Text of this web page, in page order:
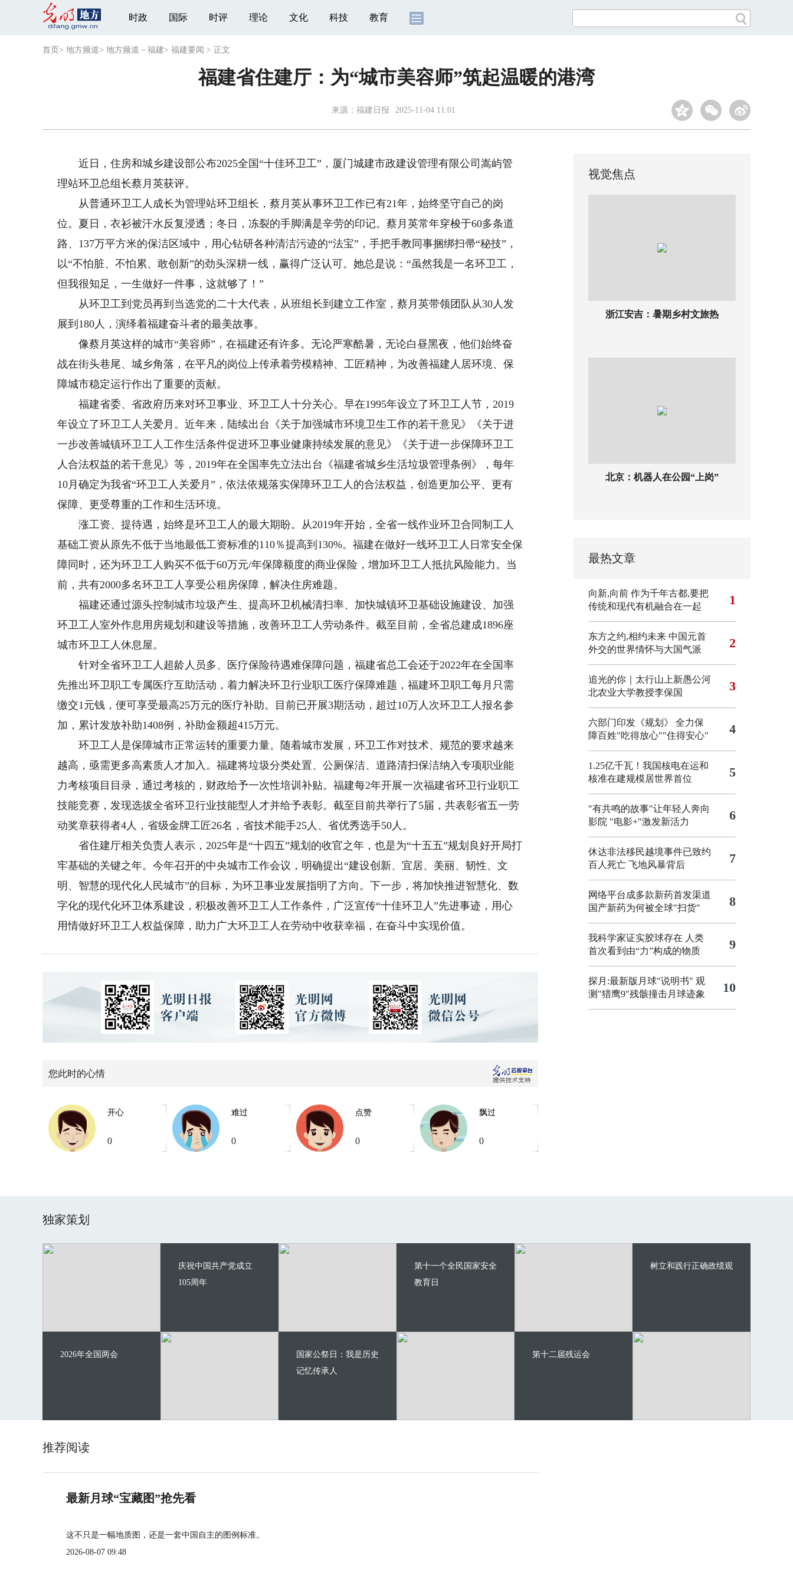
时政 国际 时评 理论 文化 科技 教育
首页 > 地方频道> 地方频道－福建> 福建要闻 > 正文
福建省住建厅：为“城市美容师”筑起温暖的港湾
来源： 福建日报 2025-11-04 11:01
近日，住房和城乡建设部公布2025全国“十佳环卫工”，厦门城建市政建设管理有限公司嵩屿管
理站环卫总组长蔡月英获评。
从普通环卫工人成长为管理站环卫组长，蔡月英从事环卫工作已有21年，始终坚守自己的岗
位。夏日，衣衫被汗水反复浸透；冬日，冻裂的手脚满是辛劳的印记。蔡月英常年穿梭于60多条道
路、137万平方米的保洁区域中，用心钻研各种清洁污迹的“法宝”，手把手教同事捆绑扫帚“秘技”，
以“不怕脏、不怕累、敢创新”的劲头深耕一线，赢得广泛认可。她总是说：“虽然我是一名环卫工，
但我很知足，一生做好一件事，这就够了！”
从环卫工到党员再到当选党的二十大代表，从班组长到建立工作室，蔡月英带领团队从30人发
展到180人，演绎着福建奋斗者的最美故事。
像蔡月英这样的城市“美容师”，在福建还有许多。无论严寒酷暑，无论白昼黑夜，他们始终奋
战在街头巷尾、城乡角落，在平凡的岗位上传承着劳模精神、工匠精神，为改善福建人居环境、保
障城市稳定运行作出了重要的贡献。
福建省委、省政府历来对环卫事业、环卫工人十分关心。早在1995年设立了环卫工人节，2019
年设立了环卫工人关爱月。近年来，陆续出台《关于加强城市环境卫生工作的若干意见》《关于进
一步改善城镇环卫工人工作生活条件促进环卫事业健康持续发展的意见》《关于进一步保障环卫工
人合法权益的若干意见》等，2019年在全国率先立法出台《福建省城乡生活垃圾管理条例》，每年
10月确定为我省“环卫工人关爱月”，依法依规落实保障环卫工人的合法权益，创造更加公平、更有
保障、更受尊重的工作和生活环境。
涨工资、提待遇，始终是环卫工人的最大期盼。从2019年开始，全省一线作业环卫合同制工人
基础工资从原先不低于当地最低工资标准的110％提高到130%。福建在做好一线环卫工人日常安全保
障同时，还为环卫工人购买不低于60万元/年保障额度的商业保险，增加环卫工人抵抗风险能力。当
前，共有2000多名环卫工人享受公租房保障，解决住房难题。
福建还通过源头控制城市垃圾产生、提高环卫机械清扫率、加快城镇环卫基础设施建设、加强
环卫工人室外作息用房规划和建设等措施，改善环卫工人劳动条件。截至目前，全省总建成1896座
城市环卫工人休息屋。
针对全省环卫工人超龄人员多、医疗保险待遇难保障问题，福建省总工会还于2022年在全国率
先推出环卫职工专属医疗互助活动，着力解决环卫行业职工医疗保障难题，福建环卫职工每月只需
缴交1元钱，便可享受最高25万元的医疗补助。目前已开展3期活动，超过10万人次环卫工人报名参
加，累计发放补助1408例，补助金额超415万元。
环卫工人是保障城市正常运转的重要力量。随着城市发展，环卫工作对技术、规范的要求越来
越高，亟需更多高素质人才加入。福建将垃圾分类处置、公厕保洁、道路清扫保洁纳入专项职业能
力考核项目目录，通过考核的，财政给予一次性培训补贴。福建每2年开展一次福建省环卫行业职工
技能竞赛，发现选拔全省环卫行业技能型人才并给予表彰。截至目前共举行了5届，共表彰省五一劳
动奖章获得者4人，省级金牌工匠26名，省技术能手25人、省优秀选手50人。
省住建厅相关负责人表示，2025年是“十四五”规划的收官之年，也是为“十五五”规划良好开局打
牢基础的关键之年。今年召开的中央城市工作会议，明确提出“建设创新、宜居、美丽、韧性、文
明、智慧的现代化人民城市”的目标，为环卫事业发展指明了方向。下一步，将加快推进智慧化、数
字化的现代化环卫体系建设，积极改善环卫工人工作条件，广泛宣传“十佳环卫人”先进事迹，用心
用情做好环卫工人权益保障，助力广大环卫工人在劳动中收获幸福，在奋斗中实现价值。
您此时的心情
开心
0
难过
0
点赞
0
飘过
0
视觉焦点
浙江安吉：暑期乡村文旅热
北京：机器人在公园“上岗”
最热文章
向新,向前 作为千年古都,要把
传统和现代有机融合在一起
1
东方之约,相约未来 中国元首
外交的世界情怀与大国气派
2
追光的你｜太行山上新愚公河
北农业大学教授李保国
3
六部门印发《规划》 全力保
障百姓"吃得放心""住得安心"
4
1.25亿千瓦！我国核电在运和
核准在建规模居世界首位
5
"有共鸣的故事"让年轻人奔向
影院 "电影+"激发新活力 6
休达非法移民越境事件已致约
百人死亡 飞地风暴背后 7
网络平台成多款新药首发渠道
国产新药为何被全球"扫货"
8
我科学家证实胶球存在 人类
首次看到由“力”构成的物质
9
探月:最新版月球"说明书" 观
测"猎鹰9"残骸撞击月球迹象
10
独家策划
庆祝中国共产党成立
105周年
2026年全国两会
第十一个全民国家安全
教育日
国家公祭日：我是历史
记忆传承人
树立和践行正确政绩观
第十二届残运会
推荐阅读
最新月球“宝藏图”抢先看
这不只是一幅地质图，还是一套中国自主的图例标准。
2026-08-07 09:48